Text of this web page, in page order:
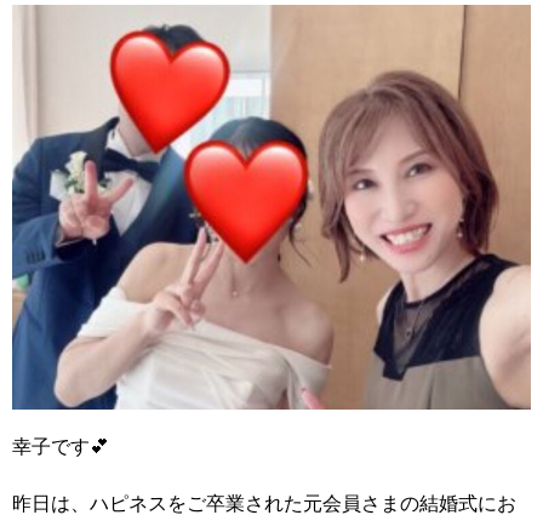
幸子です💕
昨日は、 ハピネスをご卒業された元会員さまの結婚式にお